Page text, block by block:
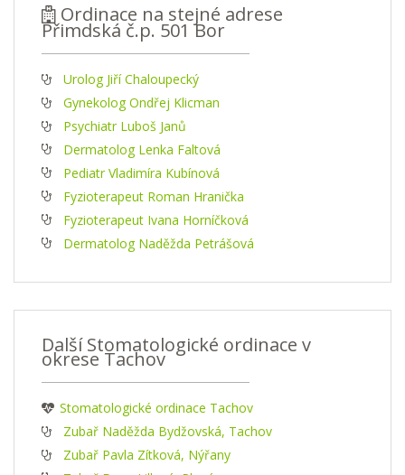
Ordinace na stejné adrese
Přimdská č.p. 501 Bor
Urolog Jiří Chaloupecký
Gynekolog Ondřej Klicman
Psychiatr Luboš Janů
Dermatolog Lenka Faltová
Pediatr Vladimíra Kubínová
Fyzioterapeut Roman Hranička
Fyzioterapeut Ivana Horníčková
Dermatolog Naděžda Petrášová
Další Stomatologické ordinace v
okrese Tachov
Stomatologické ordinace Tachov
Zubař Naděžda Bydžovská, Tachov
Zubař Pavla Zítková, Nýřany